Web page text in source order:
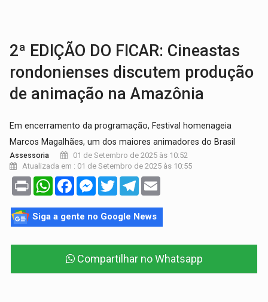
TRANSPARÊNCIA:
2ª EDIÇÃO DO FICAR: Cineastas
rondonienses discutem produção
de animação na Amazônia
Em encerramento da programação, Festival homenageia
Marcos Magalhães, um dos maiores animadores do Brasil
Assessoria
01 de Setembro de 2025 às 10:52
Atualizada em : 01 de Setembro de 2025 às 10:55
Print WhatsAppFacebookMessenger
TwitterTelegram
Siga a gente no Google News
Compartilhar no Whatsapp